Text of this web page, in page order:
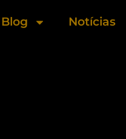
Blog Notícias